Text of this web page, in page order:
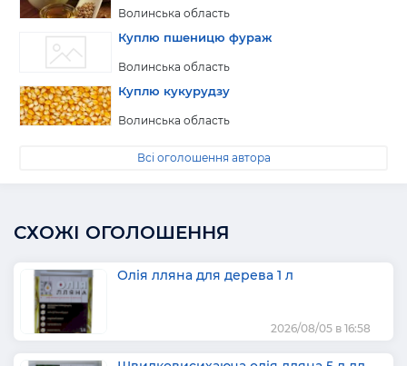
Волинська область
Куплю пшеницю фураж
Волинська область
Куплю кукурудзу
Волинська область
Всі оголошення автора
СХОЖІ ОГОЛОШЕННЯ
Олія лляна для дерева 1 л
2026/08/05 в 16:58